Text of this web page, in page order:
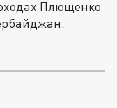
Плющенко